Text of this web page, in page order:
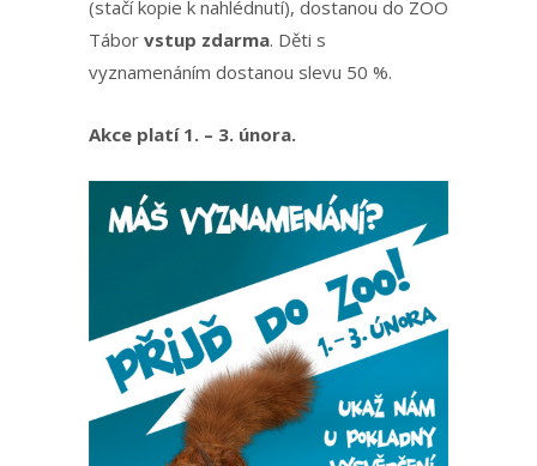
(stačí kopie k nahlédnutí), dostanou do ZOO
Tábor vstup zdarma. Děti s
vyznamenáním dostanou slevu 50 %.
Akce platí 1. – 3. února.